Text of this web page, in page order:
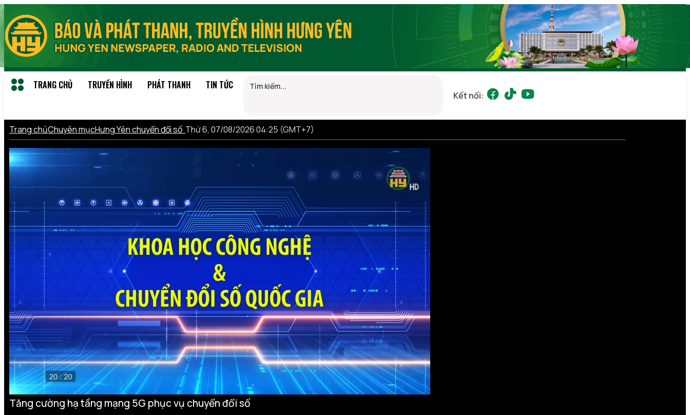
TRANG CHỦ TRUYỀN HÌNH PHÁT THANH TIN TỨC
Kết nối:
Trang chủChuyên mụcHưng Yên chuyển đổi số Thứ 6, 07/08/2026 04:25 (GMT+7)
Tăng cường hạ tầng mạng 5G phục vụ chuyển đổi số